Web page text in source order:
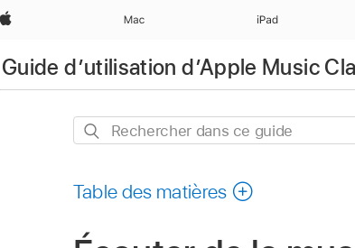
Apple Mac iPad
Guide d’utilisation d’Apple Music
Rechercher
guide
Table des matières